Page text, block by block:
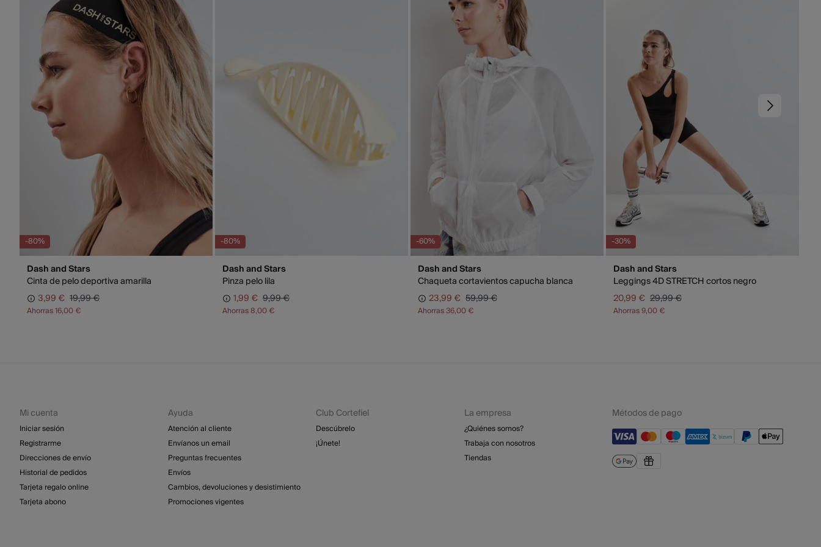
GRATIS en pedidos superiores a 70 €
Días laborables (L-V). En envíos a Ceuta y Melilla, el cliente deberá
abonar los gastos de aduana correspondientes, los cuales variarán en
-80%
Dash and Stars
Cinta de pelo deportiva amarilla
3,99 € 19,99 €
Ahorras16,00 €
-80%
Dash and Stars
Pinza pelo lila
1,99 € 9,99 €
Ahorras8,00 €
-60%
Dash and Stars
Chaqueta cortavientos capucha blanca
23,99 € 59,99 €
Ahorras36,00 €
-30%
Dash and Stars
Leggings 4D STRETCH cortos negro
20,99 € 29,99 €
Ahorras9,00 €
Mi cuenta
Iniciar sesión
Registrarme
Direcciones de envío
Historial de pedidos
Tarjeta regalo online
Tarjeta abono
Ayuda
Atención al cliente
Envíanos un email
Preguntas frecuentes
Envíos
Cambios, devoluciones y desistimiento
Promociones vigentes
Club Cortefiel
Descúbrelo
¡Únete!
La empresa
¿Quiénes somos?
Trabaja con nosotros
Tiendas
Métodos de pago